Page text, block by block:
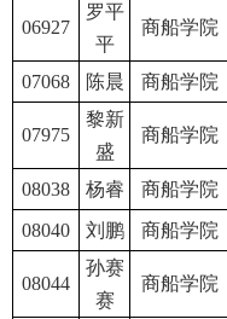
06927
罗平
平
商船学院
07068 陈晨 商船学院
07975
黎新
盛
商船学院
08038 杨睿 商船学院
08040
刘鹏 商船学院
08044
孙赛
赛
商船学院